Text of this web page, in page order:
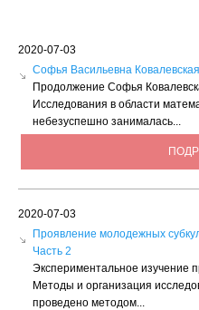
2020-07-03
Софья Васильевна
Продолжение Софья
Исследования в области
небезуспешно занималась...
2020-07-03
Проявление молодежных
Часть 2
Экспериментальное изучение
Методы и организация
проведено методом...